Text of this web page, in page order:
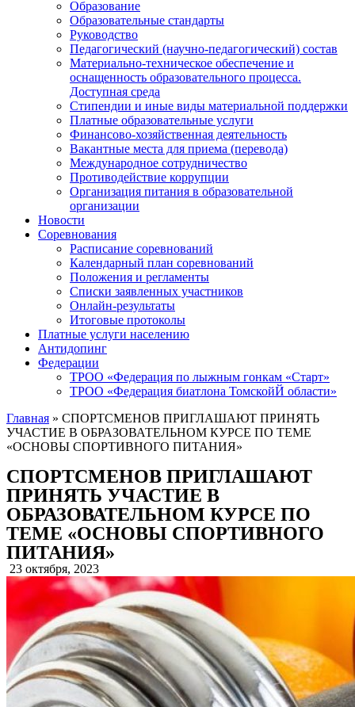
Образование
Образовательные стандарты
Руководство
Педагогический (научно-педагогический) состав
Материально-техническое обеспечение и
оснащенность образовательного процесса.
Доступная среда
Стипендии и иные виды материальной поддержки
Платные образовательные услуги
Финансово-хозяйственная деятельность
Вакантные места для приема (перевода)
Международное сотрудничество
Противодействие коррупции
Организация питания в образовательной
организации
Новости
Соревнования
Расписание соревнований
Календарный план соревнований
Положения и регламенты
Списки заявленных участников
Онлайн-результаты
Итоговые протоколы
Платные услуги населению
Антидопинг
Федерации
ТРОО «Федерация по лыжным гонкам «Старт»
ТРОО «Федерация биатлона ТомскойЙ области»
Главная » СПОРТСМЕНОВ ПРИГЛАШАЮТ ПРИНЯТЬ
УЧАСТИЕ В ОБРАЗОВАТЕЛЬНОМ КУРСЕ ПО ТЕМЕ
«ОСНОВЫ СПОРТИВНОГО ПИТАНИЯ»
СПОРТСМЕНОВ ПРИГЛАШАЮТ
ПРИНЯТЬ УЧАСТИЕ В
ОБРАЗОВАТЕЛЬНОМ КУРСЕ ПО
ТЕМЕ «ОСНОВЫ СПОРТИВНОГО
ПИТАНИЯ»
23 октября, 2023